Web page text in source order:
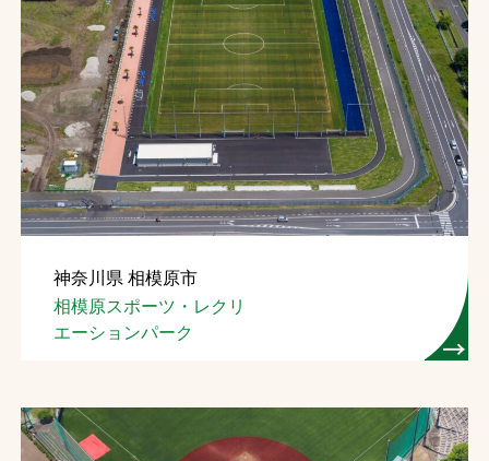
神奈川県 相模原市
相模原スポーツ・レクリ
エーションパーク